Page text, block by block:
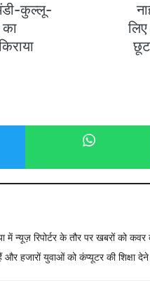
कुल्लू-
का
में न्यूज़ रिपोर्टर के तौर पर खबरों को
हजारों युवाओं को कंप्यूटर की शिक्षा देने